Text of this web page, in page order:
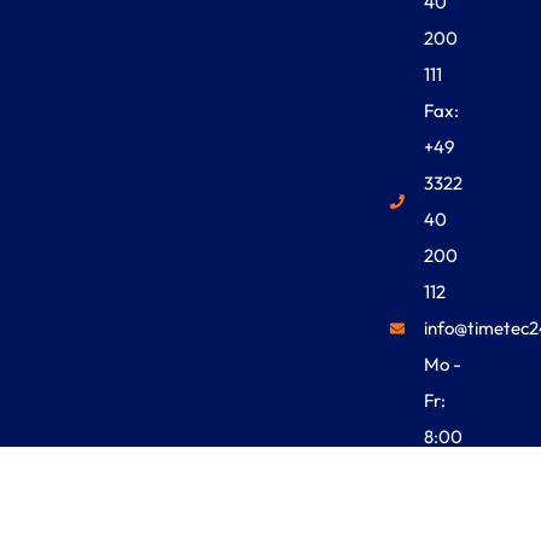
200
111
Fax:
+49
3322
40
200
112
Mo -
Fr:
8:00